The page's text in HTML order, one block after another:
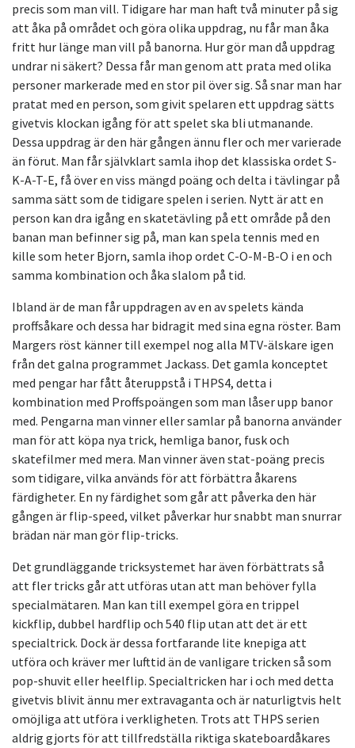
precis som man vill. Tidigare har man haft två minuter på sig
att åka på området och göra olika uppdrag, nu får man åka
fritt hur länge man vill på banorna. Hur gör man då uppdrag
undrar ni säkert? Dessa får man genom att prata med olika
personer markerade med en stor pil över sig. Så snar man har
pratat med en person, som givit spelaren ett uppdrag sätts
givetvis klockan igång för att spelet ska bli utmanande.
Dessa uppdrag är den här gången ännu fler och mer varierade
än förut. Man får självklart samla ihop det klassiska ordet S-
K-A-T-E, få över en viss mängd poäng och delta i tävlingar på
samma sätt som de tidigare spelen i serien. Nytt är att en
person kan dra igång en skatetävling på ett område på den
banan man befinner sig på, man kan spela tennis med en
kille som heter Bjorn, samla ihop ordet C-O-M-B-O i en och
samma kombination och åka slalom på tid.
Ibland är de man får uppdragen av en av spelets kända
proffsåkare och dessa har bidragit med sina egna röster. Bam
Margers röst känner till exempel nog alla MTV-älskare igen
från det galna programmet Jackass. Det gamla konceptet
med pengar har fått återuppstå i THPS4, detta i
kombination med Proffspoängen som man låser upp banor
med. Pengarna man vinner eller samlar på banorna använder
man för att köpa nya trick, hemliga banor, fusk och
skatefilmer med mera. Man vinner även stat-poäng precis
som tidigare, vilka används för att förbättra åkarens
färdigheter. En ny färdighet som går att påverka den här
gången är flip-speed, vilket påverkar hur snabbt man snurrar
brädan när man gör flip-tricks.
Det grundläggande tricksystemet har även förbättrats så
att fler tricks går att utföras utan att man behöver fylla
specialmätaren. Man kan till exempel göra en trippel
kickflip, dubbel hardflip och 540 flip utan att det är ett
specialtrick. Dock är dessa fortfarande lite knepiga att
utföra och kräver mer lufttid än de vanligare tricken så som
pop-shuvit eller heelflip. Specialtricken har i och med detta
givetvis blivit ännu mer extravaganta och är naturligtvis helt
omöjliga att utföra i verkligheten. Trots att THPS serien
aldrig gjorts för att tillfredställa riktiga skateboardåkares